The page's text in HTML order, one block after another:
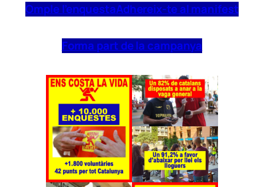
Omple l’enquestaAdhereix-te al manifest
Forma part de la campanya